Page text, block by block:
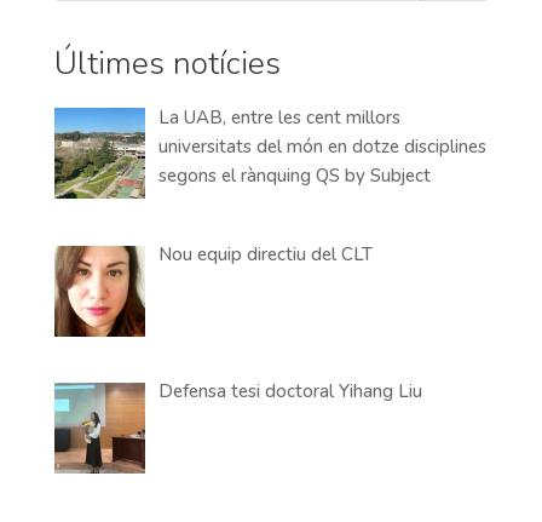
Últimes notícies
La UAB, entre les cent millors
universitats del món en dotze disciplines
segons el rànquing QS by Subject
Nou equip directiu del CLT
Defensa tesi doctoral Yihang Liu